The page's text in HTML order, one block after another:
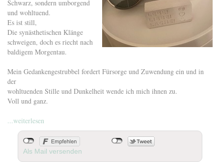
Schwarz, sondern umborgend
und wohltuend.
Es ist still,
Die synästhetischen Klänge
schweigen, doch es riecht nach
baldigem Morgentau.
Mein Gedankengestrubbel fordert Fürsorge und Zuwendung ein und in
der
wohltuenden Stille und Dunkelheit wende ich mich ihnen zu.
Voll und ganz.
...weiterlesen
Als Mail versenden